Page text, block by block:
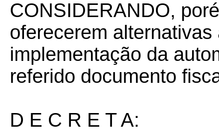
CONSIDERANDO,
oferecerem
implementação da
referido documento
D E C R E T A: